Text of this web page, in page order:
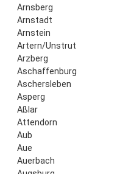
Arnsberg
Arnstadt
Arnstein
Artern/Unstrut
Arzberg
Aschaffenburg
Aschersleben
Asperg
Aßlar
Attendorn
Aub
Aue
Auerbach